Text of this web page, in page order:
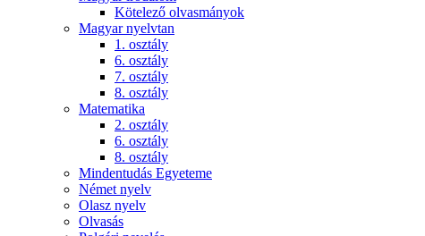
Kötelező olvasmányok
Magyar nyelvtan
1. osztály
6. osztály
7. osztály
8. osztály
Matematika
2. osztály
6. osztály
8. osztály
Mindentudás Egyeteme
Német nyelv
Olasz nyelv
Olvasás